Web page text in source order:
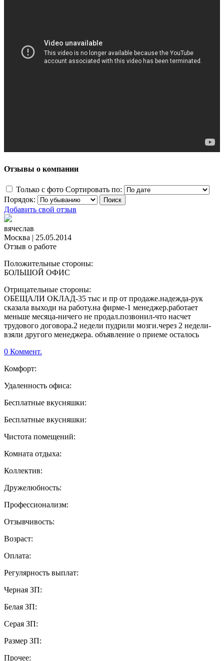
Отзывы о компании
Только с фото Сортировать по:
Порядок:
Добавить свой отзыв
вячеслав
Москва | 25.05.2014
Отзыв о работе
Положительные стороны:
БОЛЬШОЙ ОФИС
Отрицательные стороны:
ОБЕЩАЛИ ОКЛАД-35 тыс и пр от продаже.надежда-рук
сказала выходи на работу.на фирме-1 менеджер.работает
меньше месяца-ничего не продал.позвонил-что насчет
трудового договора.2 недели пудрили мозги.через 2 недели-
взяли другого менеджера. объявление о приеме осталось
0 Коммент.
Комфорт:
Удаленность офиса:
Бесплатные вкусняшки:
Бесплатные вкусняшки:
Чистота помещений:
Комната отдыха:
Коллектив:
Дружелюбность:
Профессионализм:
Отзывчивость:
Возраст:
Оплата:
Регулярность выплат:
Черная ЗП:
Белая ЗП:
Серая ЗП:
Размер ЗП:
Прочее: